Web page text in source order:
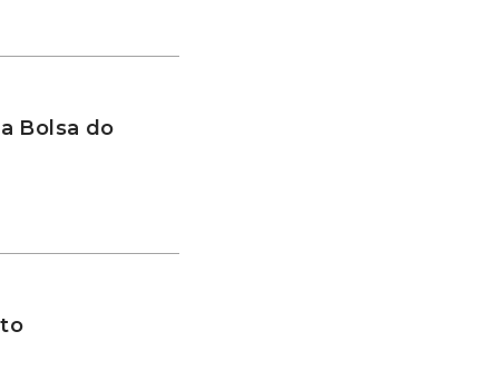
Bolsa do